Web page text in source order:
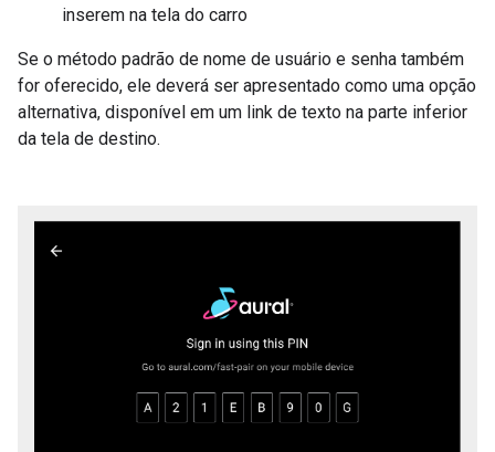
inserem na tela do carro
Se o método padrão de nome de usuário e senha também
for oferecido, ele deverá ser apresentado como uma opção
alternativa, disponível em um link de texto na parte inferior
da tela de destino.